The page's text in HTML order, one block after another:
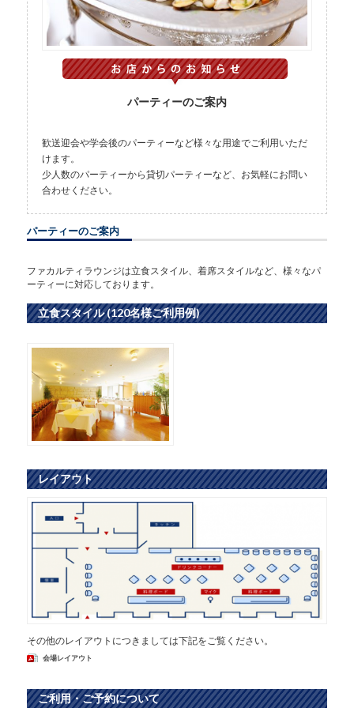
パーティーのご案内
歓送迎会や学会後のパーティーなど様々な用途でご利用いただ
けます。
少人数のパーティーから貸切パーティーなど、お気軽にお問い
合わせください。
パーティーのご案内
ファカルティラウンジは立食スタイル、着席スタイルなど、様々なパ
ーティーに対応しております。
立食スタイル (120名様ご利用例)
レイアウト
その他のレイアウトにつきましては下記をご覧ください。
会場レイアウト
ご利用・ご予約について